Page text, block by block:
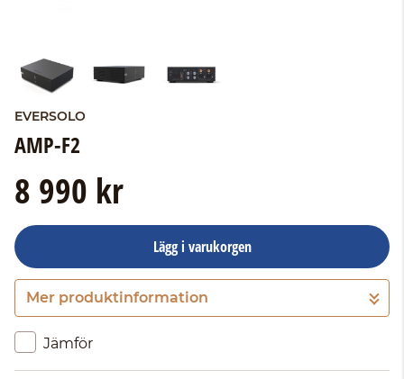
EVERSOLO
AMP-F2
8 990 kr
Lägg i varukorgen
Gå till kassan
Mer produktinformation
Jämför